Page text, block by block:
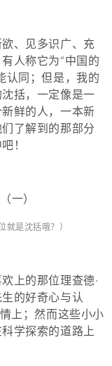
、见多识广、充
人称它为“中国的
认同；但是，我的
括，一定像是一
鲜的人，一本新
了解到的那部分
！
就是沈括哦？）
上的那位理查德·
的好奇心与认
上；然而这些小小
学探索的道路上